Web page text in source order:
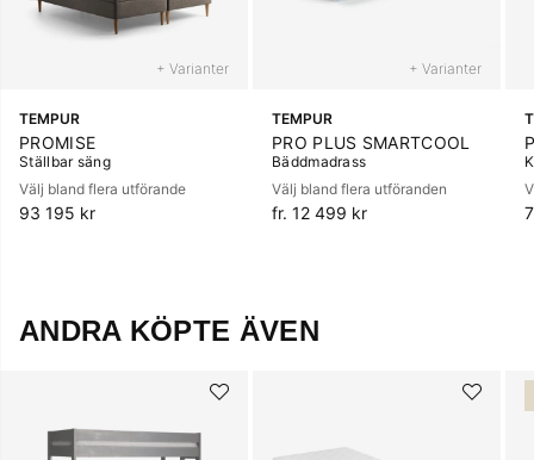
+ Varianter
TEMPUR
PROMISE
Ställbar säng
Välj bland flera utförande
93 195 kr
+ Varianter
TEMPUR
PRO PLUS SMARTCOOL
Bäddmadrass
Välj bland flera utföranden
fr. 12 499 kr
ANDRA KÖPTE ÄVEN